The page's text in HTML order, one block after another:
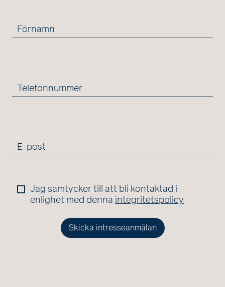
Förnamn
Telefonnummer
E-post
Jag samtycker till att bli kontaktad i
enlighet med denna integritetspolicy
Skicka intresseanmälan